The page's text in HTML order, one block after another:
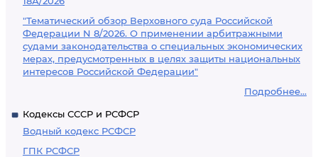
"Тематический обзор Верховного суда Российской
Федерации N 8/2026. О применении арбитражными
судами законодательства о специальных экономических
мерах, предусмотренных в целях защиты национальных
интересов Российской Федерации"
Подробнее...
Кодексы СССР и РСФСР
Водный кодекс РСФСР
ГПК РСФСР